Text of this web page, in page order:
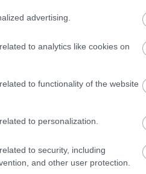
advertising.
to analytics like cookies on
to functionality of the website
to personalization.
to security, including
and other user protection.